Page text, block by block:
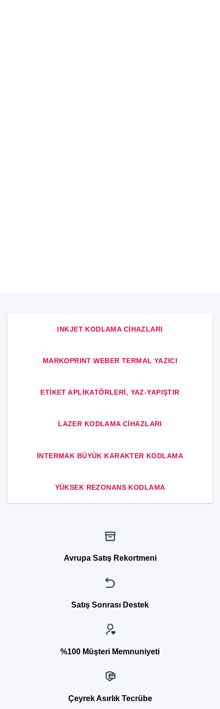
INKJET KODLAMA CIHAZLARI
MARKOPRINT WEBER TERMAL YAZICI
ETIKET APLIKATÖRLERI, YAZ-YAPIŞTIR
LAZER KODLAMA CIHAZLARI
INTERMAK BÜYÜK KARAKTER KODLAMA
YÜKSEK REZONANS KODLAMA
Avrupa Satış Rekortmeni
Satış Sonrası Destek
%100 Müşteri Memnuniyeti
Çeyrek Asırlık Tecrübe